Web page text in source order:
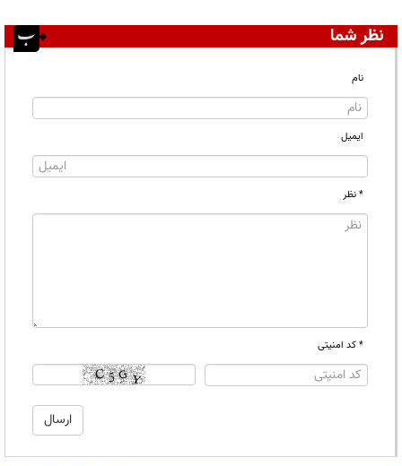
نظر شما
نام
ایمیل
* نظر
* کد امنیتی